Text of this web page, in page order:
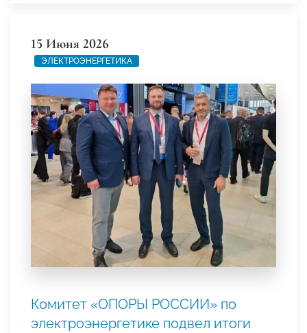
15 Июня 2026
ЭЛЕКТРОЭНЕРГЕТИКА
Комитет «ОПОРЫ РОССИИ» по
электроэнергетике подвел итоги